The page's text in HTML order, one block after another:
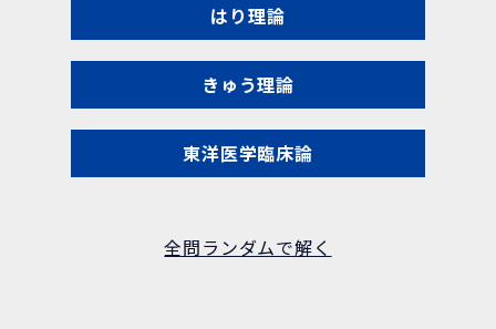
はり理論
きゅう理論
東洋医学臨床論
全問ランダムで解く